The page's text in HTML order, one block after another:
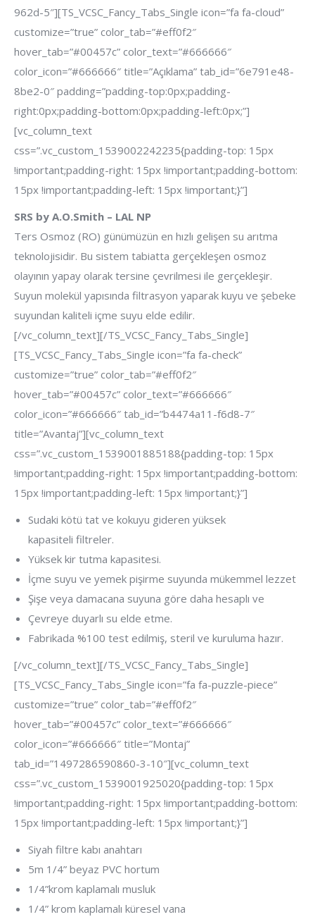
962d-5″][TS_VCSC_Fancy_Tabs_Single icon=”fa fa-cloud”
customize=”true” color_tab=”#eff0f2″
hover_tab=”#00457c” color_text=”#666666″
color_icon=”#666666″ title=”Açıklama” tab_id=”6e791e48-
8be2-0″ padding=”padding-top:0px;padding-
right:0px;padding-bottom:0px;padding-left:0px;”]
[vc_column_text
css=”.vc_custom_1539002242235{padding-top: 15px
!important;padding-right: 15px !important;padding-bottom:
15px !important;padding-left: 15px !important;}”]
SRS by A.O.Smith – LAL NP
Ters Osmoz (RO) günümüzün en hızlı gelişen su arıtma
teknolojisidir. Bu sistem tabiatta gerçekleşen osmoz
olayının yapay olarak tersine çevrilmesi ile gerçekleşir.
Suyun molekül yapısında filtrasyon yaparak kuyu ve şebeke
suyundan kaliteli içme suyu elde edilir.
[/vc_column_text][/TS_VCSC_Fancy_Tabs_Single]
[TS_VCSC_Fancy_Tabs_Single icon=”fa fa-check”
customize=”true” color_tab=”#eff0f2″
hover_tab=”#00457c” color_text=”#666666″
color_icon=”#666666″ tab_id=”b4474a11-f6d8-7″
title=”Avantaj”][vc_column_text
css=”.vc_custom_1539001885188{padding-top: 15px
!important;padding-right: 15px !important;padding-bottom:
15px !important;padding-left: 15px !important;}”]
Sudaki kötü tat ve kokuyu gideren yüksek
kapasiteli filtreler.
Yüksek kir tutma kapasitesi.
İçme suyu ve yemek pişirme suyunda mükemmel lezzet
Şişe veya damacana suyuna göre daha hesaplı ve
Çevreye duyarlı su elde etme.
Fabrikada %100 test edilmiş, steril ve kuruluma hazır.
[/vc_column_text][/TS_VCSC_Fancy_Tabs_Single]
[TS_VCSC_Fancy_Tabs_Single icon=”fa fa-puzzle-piece”
customize=”true” color_tab=”#eff0f2″
hover_tab=”#00457c” color_text=”#666666″
color_icon=”#666666″ title=”Montaj”
tab_id=”1497286590860-3-10″][vc_column_text
css=”.vc_custom_1539001925020{padding-top: 15px
!important;padding-right: 15px !important;padding-bottom:
15px !important;padding-left: 15px !important;}”]
Siyah filtre kabı anahtarı
5m 1/4” beyaz PVC hortum
1/4”krom kaplamalı musluk
1/4” krom kaplamalı küresel vana